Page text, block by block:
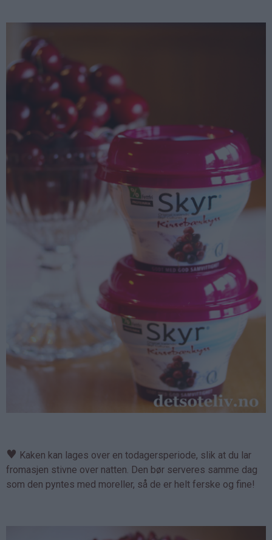
♥ Kaken kan lages over en todagersperiode, slik at du lar
fromasjen stivne over natten. Den bør serveres samme dag
som den pyntes med moreller, så de er helt ferske og fine!